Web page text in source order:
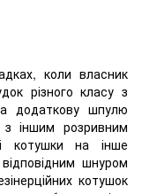
коли власник
різного класу з
додаткову шпулю
іншим розривним
котушки на інше
шнуром
котушок